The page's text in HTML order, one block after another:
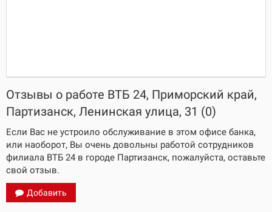
Отзывы о работе ВТБ 24, Приморский край,
Партизанск, Ленинская улица, 31 (0)
Если Вас не устроило обслуживание в этом офисе банка,
или наоборот, Вы очень довольны работой сотрудников
филиала ВТБ 24 в городе Партизанск, пожалуйста, оставьте
свой отзыв.
Добавить